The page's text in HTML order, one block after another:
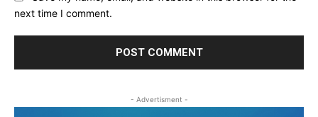
next time I comment.
- Advertisment -